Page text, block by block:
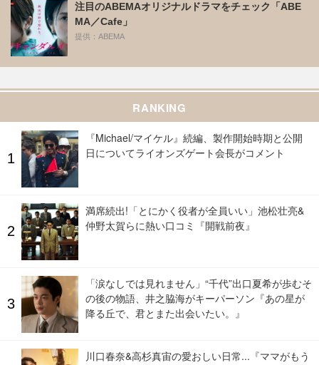
注目のABEMAオリジナルドラマをチェック「ABE
MA／Cafe」
提供：ABEMA
RANKING
『Michael/マイケル』続編、製作開始時期と公開
日についてライオンズゲート会長がコメント
満席続出!「とにかく役者が全員いい」池松壮亮&
仲野太賀らに熱い口コミ『開戦前夜』
「涙なしでは見れません」“千代”出口夏希が歩むそ
の後の物語、井之脇海がキーパーソン『あの星が
降る丘で、君とまた出会いたい。』
川口春奈&高杉真宙の愛おしい日常...『ママがもう